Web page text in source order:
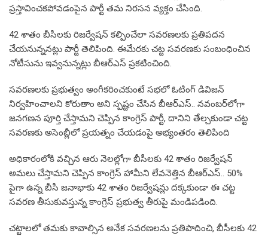
ప్రస్తావించకపోవడంపైన పార్టీ తమ నిరసన వ్యక్తం చేసింది.
42 శాతం బీసీలకు రిజర్వేషన్ కల్పించేలా సవరణలకు ప్రతిపదన
చేయనున్ననట్లు పార్టీ తెలిపింది. ఈమేరకు చట్ట సవరణకు సంబంధించిన
నోటీసును ఇవ్వనున్నట్లు బీఆర్ఎస్ ప్రకటించింది.
సవరణలకు ప్రభుత్వం అంగీకరించకుంటే సభలో ఓటింగ్ డివిజన్
నిర్వహించాలని కోరుతాం అని స్పష్టం చేసిన బీఆర్ఎస్.. నవంబర్‌లోగా
జనగణన పూర్తి చేస్తామని చెప్పిన కాంగ్రెస్ పార్టీ, దానిని తేల్చకుండా చట్ట
సవరణకు అసెంబ్లీలో ప్రయత్నం చేయడంపై అభ్యంతరం తెలిపింది
అధికారంలోకి వచ్చిన ఆరు నెలల్లోగా బీసీలకు 42 శాతం రిజర్వేషన్
అమలు చేస్తామని చెప్పిన కాంగ్రెస్ హామీని లేవనెత్తిన బీఆర్ఎస్.. 50%
పైగా ఉన్న బీసీ జనాభాకు 42 శాతం రిజర్వేషన్లు దక్కకుండా ఈ చట్ట
సవరణ తీసుకువస్తున్న కాంగ్రెస్ ప్రభుత్వ తీరుపై మండిపడింది.
చట్టాలలో తమకు కావాల్సిన అనేక సవరణలను ప్రతిపాదించి, బీసీలకు 42